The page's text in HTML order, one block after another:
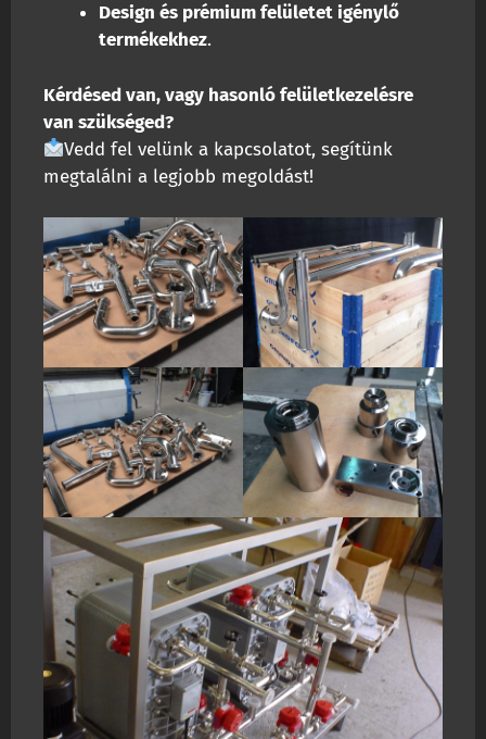
Design és prémium felületet igénylő
termékekhez.
Kérdésed van, vagy hasonló felületkezelésre
van szükséged?
Vedd fel velünk a kapcsolatot, segítünk
megtalálni a legjobb megoldást!